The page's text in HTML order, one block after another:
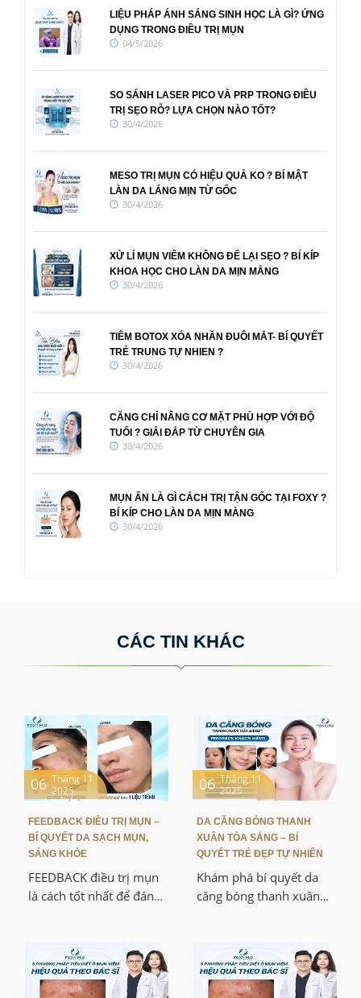
LIỆU PHÁP ÁNH SÁNG SINH HỌC LÀ GÌ? ỨNG
DỤNG TRONG ĐIỀU TRỊ MỤN
04/5/2026
SO SÁNH LASER PICO VÀ PRP TRONG ĐIỀU
TRỊ SẸO RỖ? LỰA CHỌN NÀO TỐT?
30/4/2026
MESO TRỊ MỤN CÓ HIỆU QUẢ KO ? BÍ MẬT
LÀN DA LÁNG MỊN TỪ GỐC
30/4/2026
XỬ LÍ MỤN VIÊM KHÔNG ĐỂ LẠI SẸO ? BÍ KÍP
KHOA HỌC CHO LÀN DA MỊN MÀNG
30/4/2026
TIÊM BOTOX XÓA NHĂN ĐUÔI MẮT- BÍ QUYẾT
TRẺ TRUNG TỰ NHIEN ?
30/4/2026
CĂNG CHỈ NÂNG CƠ MẶT PHÙ HỢP VỚI ĐỘ
TUỔI ? GIẢI ĐÁP TỪ CHUYÊN GIA
30/4/2026
MỤN ẨN LÀ GÌ CÁCH TRỊ TẬN GỐC TẠI FOXY ?
BÍ KÍP CHO LÀN DA MỊN MÀNG
30/4/2026
CÁC TIN KHÁC
06 Tháng 11
2025
FEEDBACK ĐIỀU TRỊ MỤN –
BÍ QUYẾT DA SẠCH MỤN,
SÁNG KHỎE
FEEDBACK điều trị mụn
là cách tốt nhất để đánh
sóc da. Bài viết này sẽ
chia sẻ những đánh giá
thực tế từ khách hàng,
06 Tháng 11
2025
DA CĂNG BÓNG THANH
XUÂN TỎA SÁNG – BÍ
QUYẾT TRẺ ĐẸP TỰ NHIÊN
Khám phá bí quyết da
căng bóng thanh xuân
đầy sức sống và giữ mãi
nét thanh xuân. Mình sẽ
chia sẻ cho các bạn